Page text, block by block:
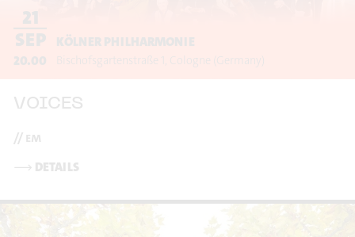
21
SEP
20.00
KÖLNER PHILHARMONIE
Bischofsgartenstraße 1 Cologne (Germany)
VOICES
// em
⟶ DETAILS